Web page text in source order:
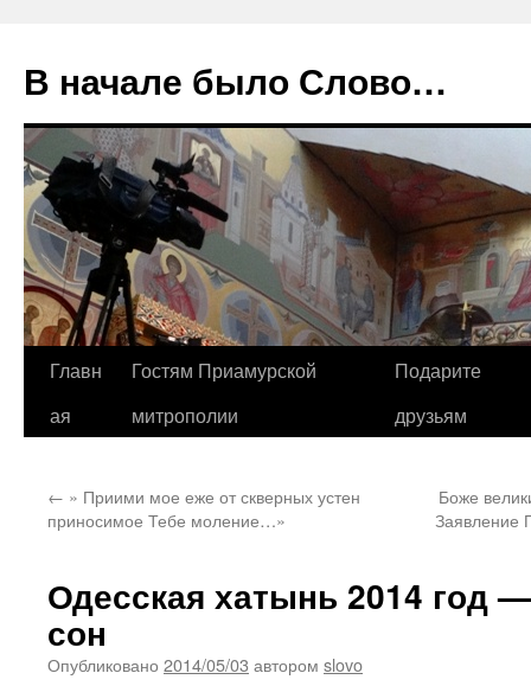
В начале было Слово…
Перейти
Главн
ая
Гостям Приамурской
митрополии
Подарите
друзьям
← » Приими мое еже от скверных устен
приносимое Тебе моление…»
Боже
Заявление
Одесская хатынь 2014 год
сон
Опубликовано 2014/05/03 автором slovo